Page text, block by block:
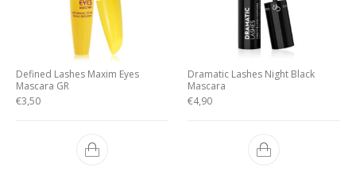
Defined Lashes Maxim Eyes
Mascara GR
€3,50
Dramatic Lashes Night Black
Mascara
€4,90